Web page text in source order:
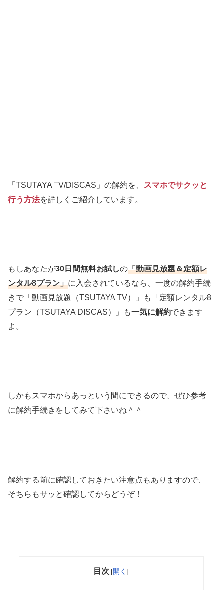
「TSUTAYA TV/DISCAS」の解約を、 スマホでサクッと
行う方法を詳しくご紹介しています。
もしあなたが30日間無料お試しの「動画見放題＆定額レ
ンタル8プラン」に入会されているなら、一度の解約手続
きで「動画見放題（TSUTAYA TV）」も「定額レンタル8
プラン（TSUTAYA DISCAS）」も一気に解約できます
よ。
しかもスマホからあっという間にできるので、ぜひ参考
に解約手続きをしてみて下さいね＾＾
解約する前に確認しておきたい注意点もありますので、
そちらもサッと確認してからどうぞ！
目次 [開く ]